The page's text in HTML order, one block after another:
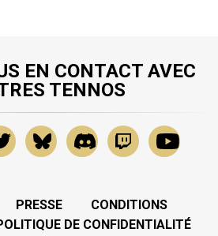
EN CONTACT AVEC
TENNOS
PRESSE
CONDITIONS
DE CONFIDENTIALITÉ